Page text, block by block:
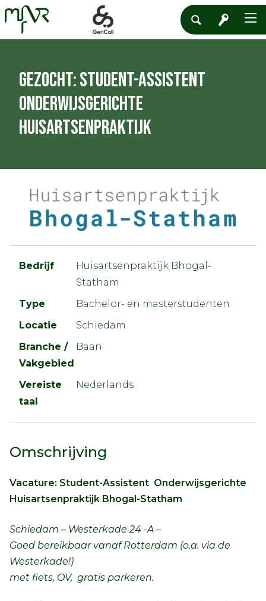
Gezocht: Student-Assistent
Onderwijsgerichte
Huisartsenpraktijk
Bedrijf
Huisartsenpraktijk Bhogal-
Statham
Type
Bachelor- en masterstudenten
Locatie
Schiedam
Branche /
Vakgebied
Baan
Vereiste
taal
Nederlands
Omschrijving
Vacature: Student-Assistent Onderwijsgerichte
Huisartsenpraktijk Bhogal-Statham
Schiedam – Westerkade 24 -A –
Goed bereikbaar vanaf Rotterdam (o.a. via de
Westerkade!)
met fiets, OV, gratis parkeren.